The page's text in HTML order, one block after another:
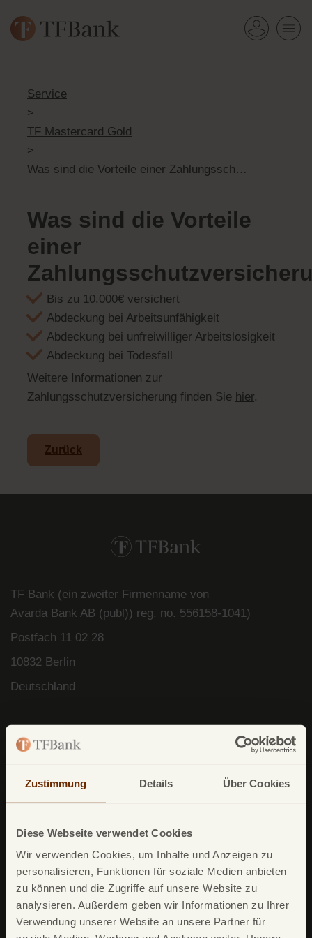
Zustimmung Details Über Cookies
Diese Webseite verwendet Cookies
Wir verwenden Cookies, um Inhalte und Anzeigen zu
personalisieren, Funktionen für soziale Medien anbieten
zu können und die Zugriffe auf unsere Website zu
analysieren. Außerdem geben wir Informationen zu Ihrer
Verwendung unserer Website an unsere Partner für
Service
>
TF Mastercard Gold
>
Was sind die Vorteile einer Zahlungsschutzversicherung?
Was sind die Vorteile
einer
Bis zu 10.000€ versichert
Abdeckung bei Arbeitsunfähigkeit
Abdeckung bei unfreiwilliger Arbeitslosigkeit
Abdeckung bei Todesfall
Weitere Informationen zur
Zahlungsschutzversicherung finden Sie hier.
Zurück
TF Bank (ein zweiter Firmenname von
Avarda Bank AB (publ)) reg. no. 556158-1041)
Postfach 11 02 28
10832 Berlin
Deutschland
Unsere Produkte
TF Bank Tagesgeld
TF Bank Ratenkredit